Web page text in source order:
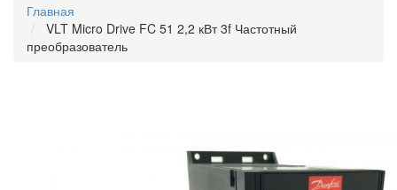
Главная
VLT Micro Drive FC 51 2,2 кВт 3f Частотный
преобразователь